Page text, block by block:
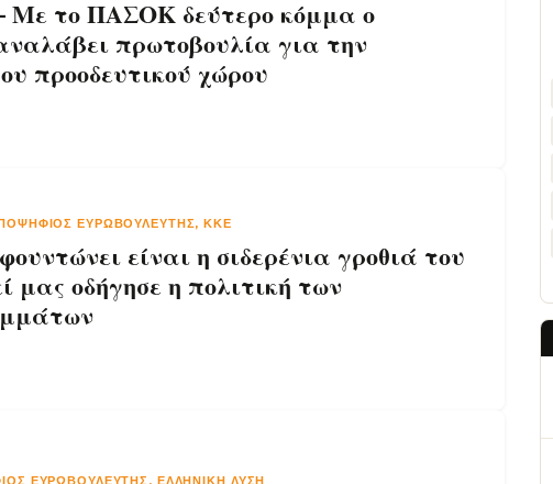
Με το ΠΑΣΟΚ δεύτερο κόμμα ο
πρωτοβουλία για την
προοδευτικού χώρου
ΕΥΡΩΒΟΥΛΕΥΤΉΣ, ΚΚΕ
είναι η σιδερένια γροθιά του
μας οδήγησε η πολιτική των
ΕΥΡΩΒΟΥΛΕΥΤΉΣ, ΕΛΛΗΝΙΚΉ ΛΎΣΗ